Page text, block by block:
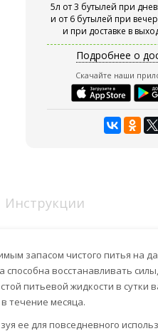
5л от 3 бутылей при
и от 6 бутылей при
и при доставке в
Подробнее о
Скачайте наши
Инструкции
запасом чистого питья на
восстанавливать
питьевой жидкости в сутки
течение месяца.
ее для повседневного